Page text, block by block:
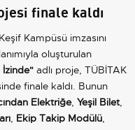
finale kaldı
Kampüsü imzasını
oluşturulan
İzinde" adlı proje, TÜBİTAK
finale kaldı. Bunun
Elektriğe, Yeşil Bilet,
, Ekip Takip Modülü,